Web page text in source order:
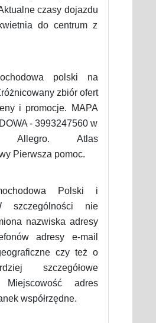
czasy dojazdu
do centrum z
polski na
zbiór ofert
i promocje. MAPA
- 3993247560 w
Allegro. Atlas
Pierwsza pomoc.
Polski i
szczególności nie
nazwiska adresy
adresy e-mail
czy też o
szczegółowe
Miejscowość adres
współrzędne.